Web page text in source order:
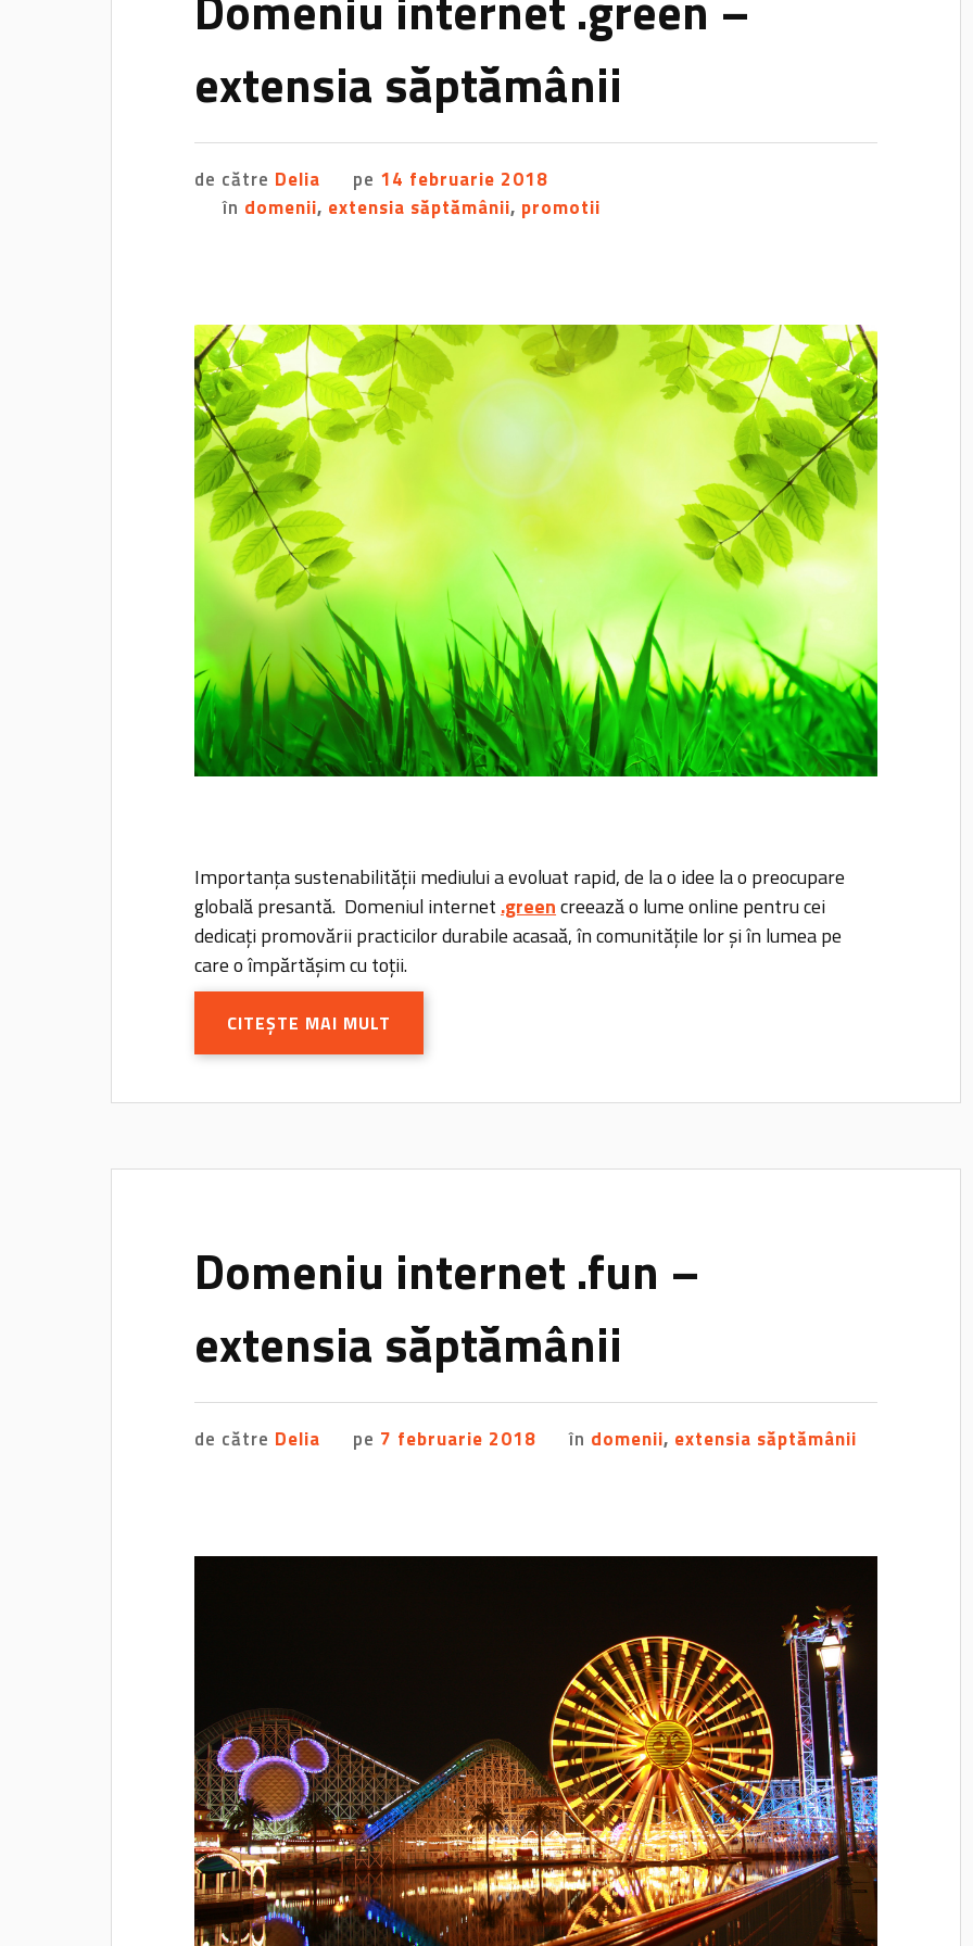
extensia săptămânii
de către Delia pe 14 februarie 2018
în domenii, extensia săptămânii, promotii
Importanța sustenabilității mediului a evoluat rapid, de la o idee la o preocupare
globală presantă. Domeniul internet .greencreează o lume online pentru cei
dedicați promovării practicilor durabile acasaă, în comunitățile lor și în lumea pe
care o împărtășim cu toții.
CITEȘTE MAI MULT
Domeniu internet .fun –
extensia săptămânii
de către Delia pe 7 februarie 2018 în domenii, extensia săptămânii